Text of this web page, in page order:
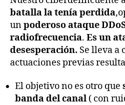
batalla la tenía perdida
unpoderoso ataque
radiofrecuencia. Es un
desesperación. Se lleva a
actuaciones previas
El objetivo no es otro que
banda del canal ( con